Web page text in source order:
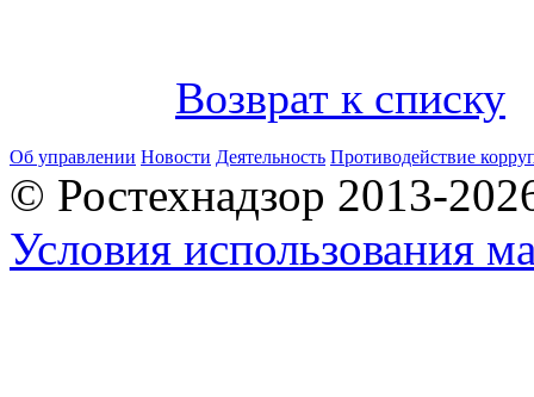
Возврат к списку
Об управлении Новости Деятельность Противодействие
© Ростехнадзор 2013-
Условия использования